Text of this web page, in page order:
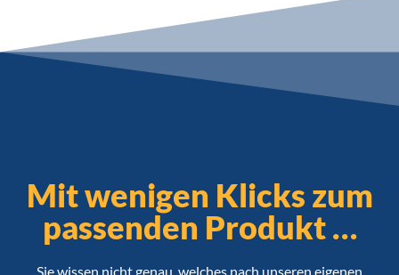
Mit wenigen Klicks zum
passenden Produkt …
Sie wissen nicht genau, welches nach unseren eigenen